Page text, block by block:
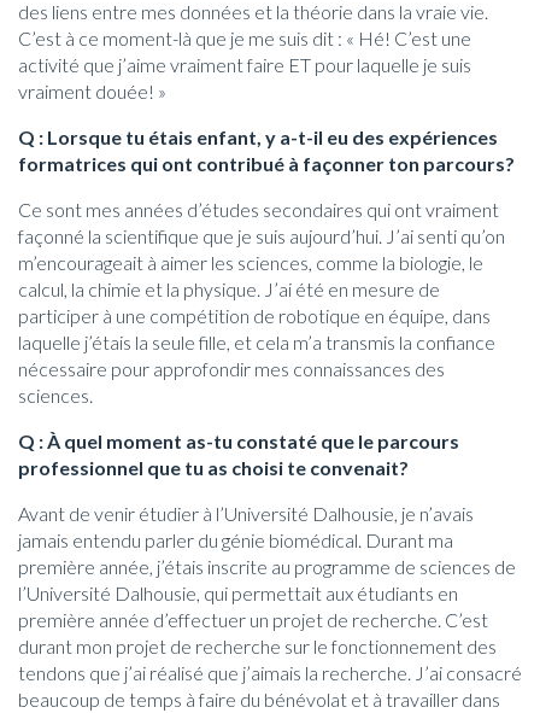
des liens entre mes données et la théorie dans la vraie vie.
C’est à ce moment-là que je me suis dit : « Hé! C’est une
activité que j’aime vraiment faire ET pour laquelle je suis
vraiment douée! »
Q : Lorsque tu étais enfant, y a-t-il eu des expériences
formatrices qui ont contribué à façonner ton parcours?
Ce sont mes années d’études secondaires qui ont vraiment
façonné la scientifique que je suis aujourd’hui. J’ai senti qu’on
m’encourageait à aimer les sciences, comme la biologie, le
calcul, la chimie et la physique. J’ai été en mesure de
participer à une compétition de robotique en équipe, dans
laquelle j’étais la seule fille, et cela m’a transmis la confiance
nécessaire pour approfondir mes connaissances des
sciences.
Q : À quel moment as-tu constaté que le parcours
professionnel que tu as choisi te convenait?
Avant de venir étudier à l’Université Dalhousie, je n’avais
jamais entendu parler du génie biomédical. Durant ma
première année, j’étais inscrite au programme de sciences de
l’Université Dalhousie, qui permettait aux étudiants en
première année d’effectuer un projet de recherche. C’est
durant mon projet de recherche sur le fonctionnement des
tendons que j’ai réalisé que j’aimais la recherche. J’ai consacré
beaucoup de temps à faire du bénévolat et à travailler dans